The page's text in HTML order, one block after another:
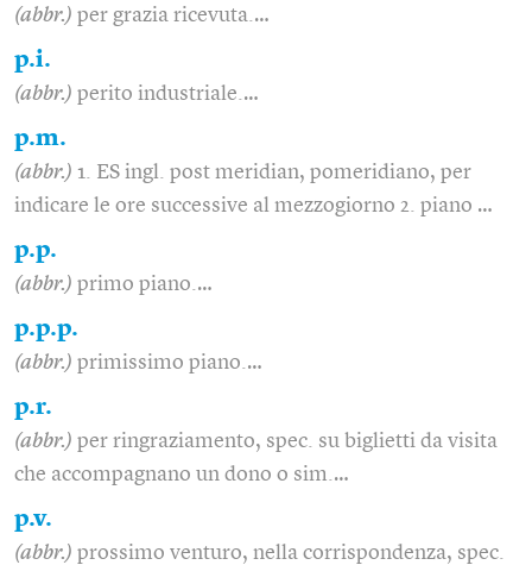
(abbr.) per grazia ricevuta.…
p.i.
(abbr.) perito industriale.…
p.m.
(abbr.) 1. ES ingl. post meridian, pomeridiano, per
indicare le ore successive al mezzogiorno 2. piano …
p.p.
(abbr.) primo piano.…
p.p.p.
(abbr.) primissimo piano.…
p.r.
(abbr.) per ringraziamento, spec. su biglietti da visita
che accompagnano un dono o sim.…
p.v.
(abbr.) prossimo venturo, nella corrispondenza, spec.